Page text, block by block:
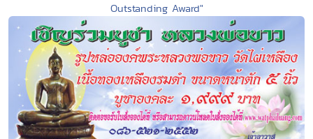
Outstanding Award"